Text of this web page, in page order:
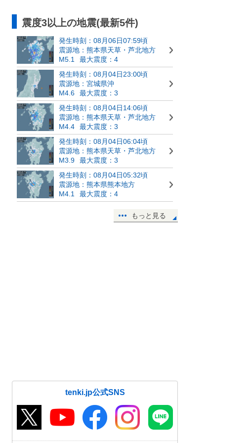
震度3以上の地震(最新5件)
発生時刻：08月06日07:59頃
震源地：熊本県天草・芦北地方
M5.1
最大震度：4
発生時刻：08月04日23:00頃
震源地：宮城県沖
M4.6
最大震度：3
発生時刻：08月04日14:06頃
震源地：熊本県天草・芦北地方
M4.4
最大震度：3
発生時刻：08月04日06:04頃
震源地：熊本県天草・芦北地方
M3.9
最大震度：3
発生時刻：08月04日05:32頃
震源地：熊本県熊本地方
M4.1
最大震度：4
もっと見る
tenki.jp公式SNS